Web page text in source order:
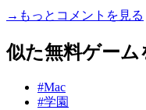
→もっとコメントを見る
似た無料ゲーム
#Mac
#学園